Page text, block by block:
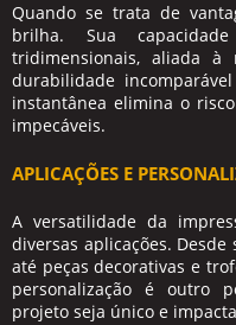
Quando se trata de
brilha. Sua
tridimensionais, aliada à
durabilidade
instantânea elimina o
impecáveis.
APLICAÇÕES E
A versatilidade da
diversas aplicações.
até peças decorativas e
personalização é outro
projeto seja único e